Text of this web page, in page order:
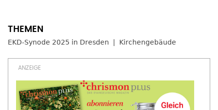
EKD-Synode 2025 in Dresden Kirchengebäude